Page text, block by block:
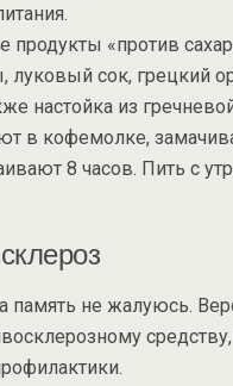
«против
луковый сок, грецкий
настойка из
в кофемолке,
8 часов. Пить с
память не жалуюсь.